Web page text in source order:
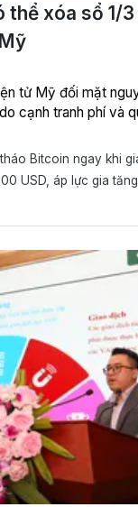
thể xóa sổ 1/3
tử Mỹ đối mặt
cạnh tranh phí và
Bitcoin ngay khi
USD, áp lực gia